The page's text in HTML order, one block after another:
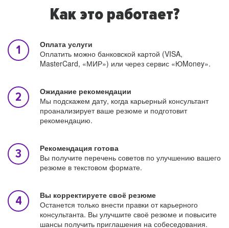
Как это работает?
Оплата услуги
Оплатить можно банковской картой (VISA,
MasterCard, «МИР») или через сервис «ЮMoney».
Ожидание рекомендации
Мы подскажем дату, когда карьерный консультант
проанализирует ваше резюме и подготовит
рекомендацию.
Рекомендация готова
Вы получите перечень советов по улучшению вашего
резюме в текстовом формате.
Вы корректируете своё резюме
Останется только внести правки от карьерного
консультанта. Вы улучшите своё резюме и повысите
шансы получить приглашения на собеседования.